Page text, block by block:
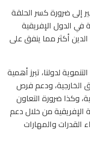
إلى ضرورة كسر الحلقة
في الدول الإفريقية
أكثر مما ينفق على
لدولنا، تبرز أهمية
الخارجية، ودعم فرص
وكذا ضرورة التعاون
الإفريقية من خلال دعم
القدرات والمهارات